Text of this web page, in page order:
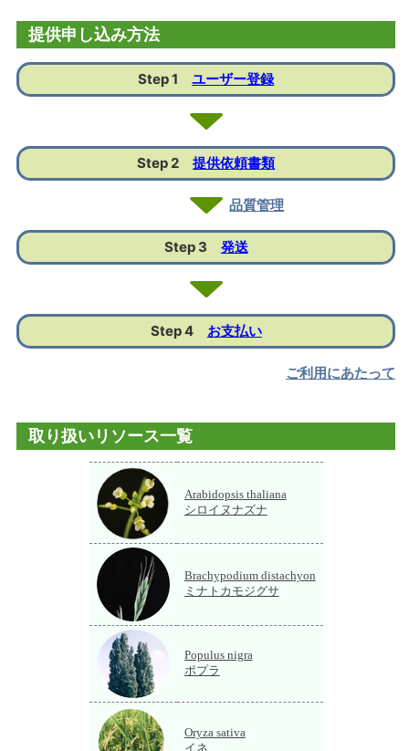
提供申し込み方法
Step 1ユーザー登録
Step 2提供依頼書類
品質管理
Step 3 発送
Step 4 お支払い
ご利用にあたって
取り扱いリソース一覧
Arabidopsis thaliana
シロイヌナズナ
Brachypodium distachyon
ミナトカモジグサ
Populus nigra
ポプラ
Oryza sativa
イネ